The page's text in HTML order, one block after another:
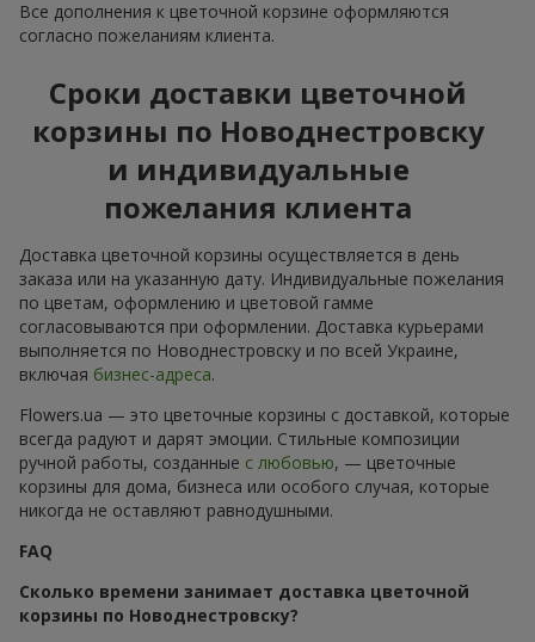
Все дополнения к цветочной корзине оформляются
согласно пожеланиям клиента.
Сроки доставки цветочной
корзины по Новоднестровску
и индивидуальные
пожелания клиента
Доставка цветочной корзины осуществляется в день
заказа или на указанную дату. Индивидуальные пожелания
по цветам, оформлению и цветовой гамме
согласовываются при оформлении. Доставка курьерами
выполняется по Новоднестровску и по всей Украине,
включая бизнес-адреса.
Flowers.ua — это цветочные корзины с доставкой, которые
всегда радуют и дарят эмоции. Стильные композиции
ручной работы, созданные с любовью, — цветочные
корзины для дома, бизнеса или особого случая, которые
никогда не оставляют равнодушными.
FAQ
Сколько времени занимает доставка цветочной
корзины по Новоднестровску?